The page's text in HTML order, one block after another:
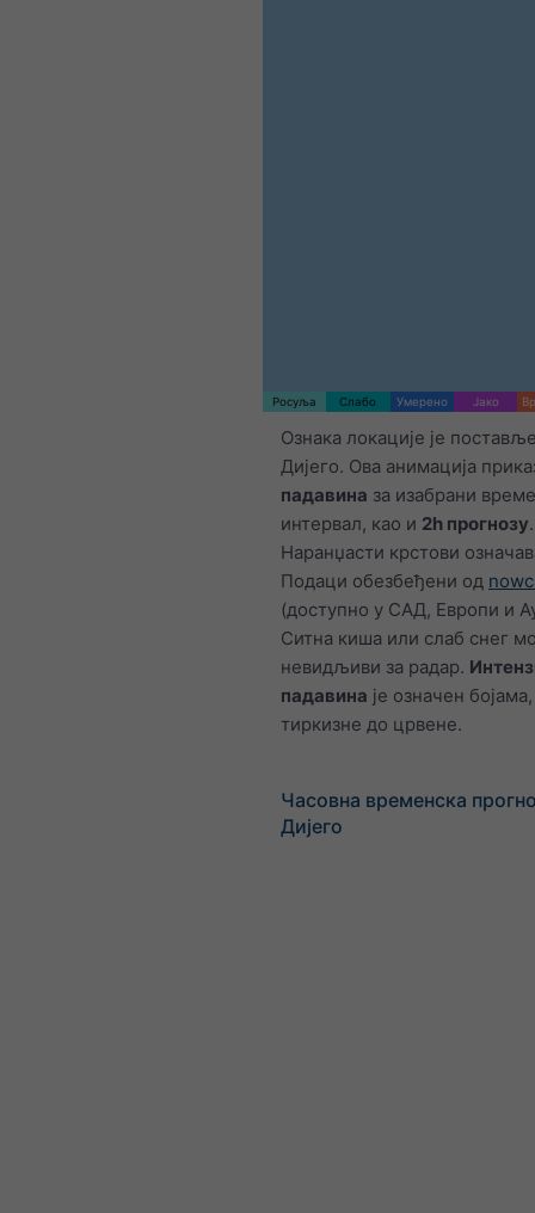
Росуља Слабо Умерено Јако
Ознака локације је
Дијего. Ова анимација
падавина за изабрани
интервал, као и 2h прогнозу.
Наранџасти крстови
Подаци обезбеђени од
(доступно у САД, Европи и
Ситна киша или слаб снег
невидљиви за радар.
падавина је означен
тиркизне до црвене.
Часовна временска
Дијего